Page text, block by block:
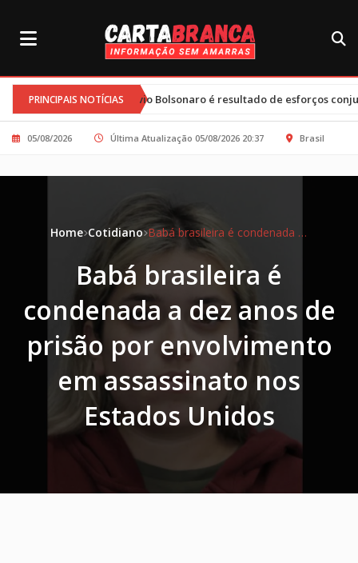
PRINCIPAIS NOTÍCIAS
Bolsonaro é resultado de esforços conjuntos e clima tenso•
05/08/2026 Última Atualização 05/08/2026 20:37 Brasil
Home Cotidiano Babá brasileira é condenada a dez anos de prisão por envolvimento em assassinato nos Estados Unidos
Babá brasileira é
condenada a dez anos de
prisão por envolvimento
em assassinato nos
Estados Unidos